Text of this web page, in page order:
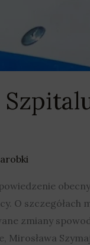
O szczegółach
zmiany